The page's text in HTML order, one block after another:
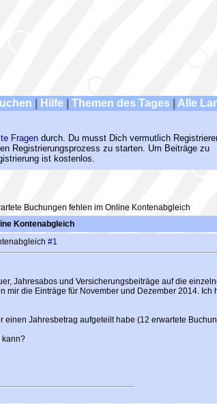
Hilfe Themen des Tages Alle
Fragen durch. Du musst Dich vermutlich
Registrierungsprozess zu starten. Um Beiträge zu
ist kostenlos.
Buchungen fehlen im Online Kontenabgleich
Kontenabgleich
#1
Jahresabos und Versicherungsbeiträge auf die
mir die Einträge für November und Dezember 2014.
einen Jahresbetrag aufgeteilt habe (12 erwartete
kann?